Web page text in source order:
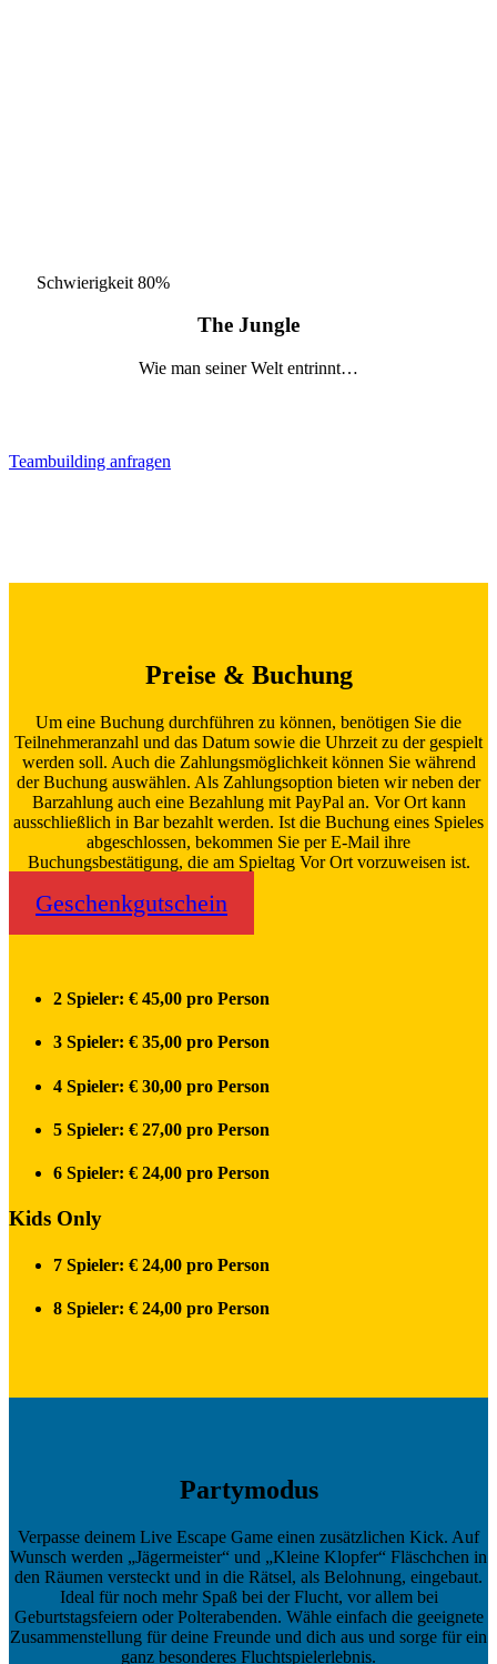
Schwierigkeit 80%
The Jungle
Wie man seiner Welt entrinnt…
Teambuilding anfragen
Preise & Buchung
Um eine Buchung durchführen zu können, benötigen Sie die
Teilnehmeranzahl und das Datum sowie die Uhrzeit zu der gespielt
werden soll. Auch die Zahlungsmöglichkeit können Sie während
der Buchung auswählen. Als Zahlungsoption bieten wir neben der
Barzahlung auch eine Bezahlung mit PayPal an. Vor Ort kann
ausschließlich in Bar bezahlt werden. Ist die Buchung eines Spieles
abgeschlossen, bekommen Sie per E-Mail ihre
Buchungsbestätigung, die am Spieltag Vor Ort vorzuweisen ist.
Geschenkgutschein
2 Spieler: € 45,00 pro Person
3 Spieler: € 35,00 pro Person
4 Spieler: € 30,00 pro Person
5 Spieler: € 27,00 pro Person
6 Spieler: € 24,00 pro Person
Kids Only
7 Spieler: € 24,00 pro Person
8 Spieler: € 24,00 pro Person
Partymodus
Verpasse deinem Live Escape Game einen zusätzlichen Kick. Auf
Wunsch werden „Jägermeister“ und „Kleine Klopfer“ Fläschchen in
den Räumen versteckt und in die Rätsel, als Belohnung, eingebaut.
Ideal für noch mehr Spaß bei der Flucht, vor allem bei
Geburtstagsfeiern oder Polterabenden. Wähle einfach die geeignete
Zusammenstellung für deine Freunde und dich aus und sorge für ein
ganz besonderes Fluchtspielerlebnis.